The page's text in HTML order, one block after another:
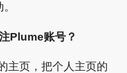
Plume账号？
主页，把个人主页的